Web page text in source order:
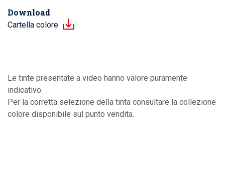
Download
Cartella colore
Le tinte presentate a video hanno valore puramente
indicativo.
Per la corretta selezione della tinta consultare la collezione
colore disponibile sul punto vendita.